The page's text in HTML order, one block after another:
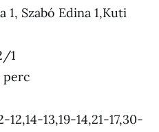
1, Szabó Edina 1,Kuti
1
perc
13,19-14,21-17,30-